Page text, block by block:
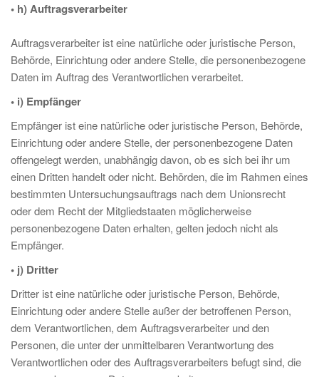
• h) Auftragsverarbeiter
Auftragsverarbeiter ist eine natürliche oder juristische Person,
Behörde, Einrichtung oder andere Stelle, die personenbezogene
Daten im Auftrag des Verantwortlichen verarbeitet.
• i) Empfänger
Empfänger ist eine natürliche oder juristische Person, Behörde,
Einrichtung oder andere Stelle, der personenbezogene Daten
offengelegt werden, unabhängig davon, ob es sich bei ihr um
einen Dritten handelt oder nicht. Behörden, die im Rahmen eines
bestimmten Untersuchungsauftrags nach dem Unionsrecht
oder dem Recht der Mitgliedstaaten möglicherweise
personenbezogene Daten erhalten, gelten jedoch nicht als
Empfänger.
• j) Dritter
Dritter ist eine natürliche oder juristische Person, Behörde,
Einrichtung oder andere Stelle außer der betroffenen Person,
dem Verantwortlichen, dem Auftragsverarbeiter und den
Personen, die unter der unmittelbaren Verantwortung des
Verantwortlichen oder des Auftragsverarbeiters befugt sind, die